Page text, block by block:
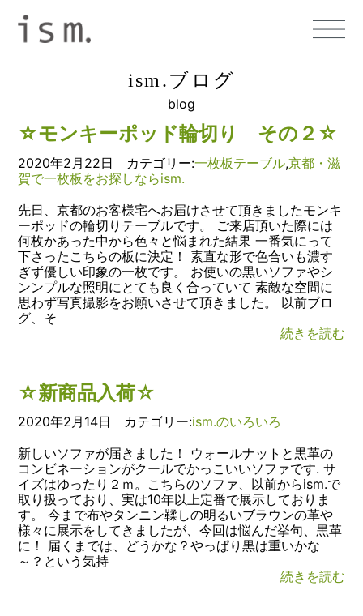
ism.ブログ
blog
☆モンキーポッド輪切り その２☆
2020年2月22日 カテゴリー:一枚板テーブル,京都・滋
賀で一枚板をお探しならism.
先日、京都のお客様宅へお届けさせて頂きましたモンキ
ーポッドの輪切りテーブルです。 ご来店頂いた際には
何枚かあった中から色々と悩まれた結果 一番気にって
下さったこちらの板に決定！ 素直な形で色合いも濃す
ぎず優しい印象の一枚です。 お使いの黒いソファやシ
ンンプルな照明にとても良く合っていて 素敵な空間に
思わず写真撮影をお願いさせて頂きました。 以前ブロ
グ、そ
続きを読む
☆新商品入荷☆
2020年2月14日 カテゴリー:ism.のいろいろ
新しいソファが届きました！ ウォールナットと黒革の
コンビネーションがクールでかっこいいソファです. サ
イズはゆったり２ｍ。こちらのソファ、以前からism.で
取り扱っており、実は10年以上定番で展示しておりま
す。 今まで布やタンニン鞣しの明るいブラウンの革や
様々に展示をしてきましたが、今回は悩んだ挙句、黒革
に！ 届くまでは、どうかな？やっぱり黒は重いかな
～？という気持
続きを読む